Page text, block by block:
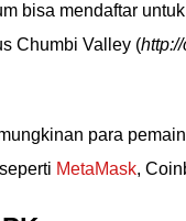
bisa mendaftar
Chumbi Valley (
para
MetaMask,